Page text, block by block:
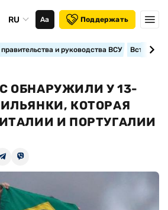
RU Аа Поддержать
и руководства ВСУ
ОБНАРУЖИЛИ У 13-
КОТОРАЯ
И ПОРТУГАЛИИ